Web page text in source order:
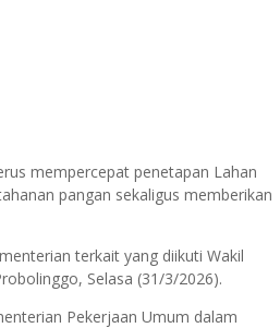
mempercepat penetapan Lahan
pangan sekaligus memberikan
terkait yang diikuti Wakil
Selasa (31/3/2026).
Pekerjaan Umum dalam